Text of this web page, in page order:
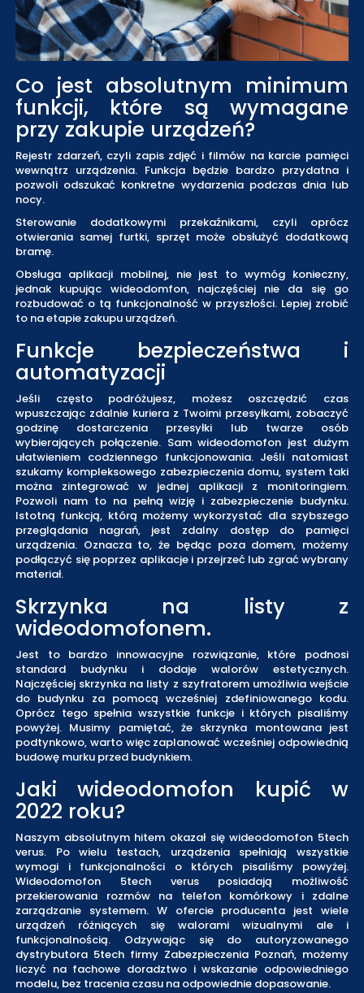
Co jest absolutnym minimum
funkcji, które są wymagane
przy zakupie urządzeń?
Rejestr zdarzeń, czyli zapis zdjęć i filmów na karcie pamięci
wewnątrz urządzenia. Funkcja będzie bardzo przydatna i
pozwoli odszukać konkretne wydarzenia podczas dnia lub
nocy.
Sterowanie dodatkowymi przekaźnikami, czyli oprócz
otwierania samej furtki, sprzęt może obsłużyć dodatkową
bramę.
Obsługa aplikacji mobilnej, nie jest to wymóg konieczny,
jednak kupując wideodomfon, najczęściej nie da się go
rozbudować o tą funkcjonalność w przyszłości. Lepiej zrobić
to na etapie zakupu urządzeń.
Funkcje bezpieczeństwa i
automatyzacji
Jeśli często podróżujesz, możesz oszczędzić czas
wpuszczając zdalnie kuriera z Twoimi przesyłkami, zobaczyć
godzinę dostarczenia przesyłki lub twarze osób
wybierających połączenie. Sam wideodomofon jest dużym
ułatwieniem codziennego funkcjonowania. Jeśli natomiast
szukamy kompleksowego zabezpieczenia domu, system taki
można zintegrować w jednej aplikacji z monitoringiem.
Pozwoli nam to na pełną wizję i zabezpieczenie budynku.
Istotną funkcją, którą możemy wykorzystać dla szybszego
przeglądania nagrań, jest zdalny dostęp do pamięci
urządzenia. Oznacza to, że będąc poza domem, możemy
podłączyć się poprzez aplikacje i przejrzeć lub zgrać wybrany
materiał.
Skrzynka na listy z
wideodomofonem.
Jest to bardzo innowacyjne rozwiązanie, które podnosi
standard budynku i dodaje walorów estetycznych.
Najczęściej skrzynka na listy z szyfratorem umożliwia wejście
do budynku za pomocą wcześniej zdefiniowanego kodu.
Oprócz tego spełnia wszystkie funkcje i których pisaliśmy
powyżej. Musimy pamiętać, że skrzynka montowana jest
podtynkowo, warto więc zaplanować wcześniej odpowiednią
budowę murku przed budynkiem.
Jaki wideodomofon kupić w
2022 roku?
Naszym absolutnym hitem okazał się wideodomofon 5tech
verus. Po wielu testach, urządzenia spełniają wszystkie
wymogi i funkcjonalności o których pisaliśmy powyżej.
Wideodomofon 5tech verus posiadają możliwość
przekierowania rozmów na telefon komórkowy i zdalne
zarządzanie systemem. W ofercie producenta jest wiele
urządzeń różniących się walorami wizualnymi ale i
funkcjonalnością. Odzywając się do autoryzowanego
dystrybutora 5tech firmy Zabezpieczenia Poznań, możemy
liczyć na fachowe doradztwo i wskazanie odpowiedniego
modelu, bez tracenia czasu na odpowiednie dopasowanie.